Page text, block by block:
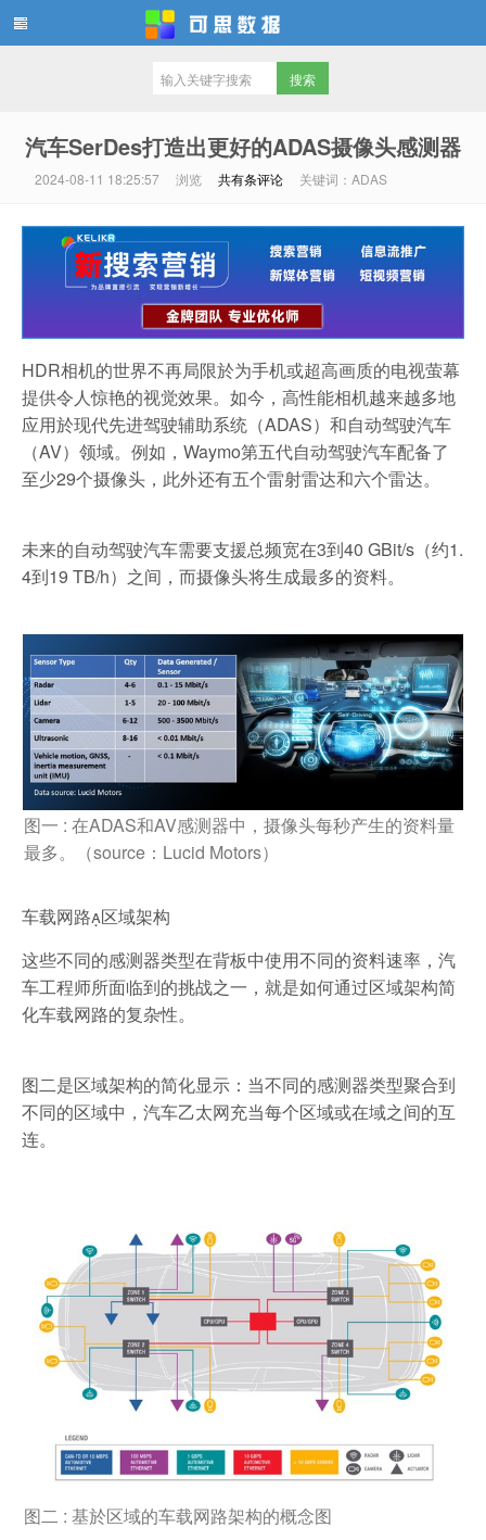
汽车SerDes打造出更好的ADAS摄像头感测器
2024-08-11 18:25:57 浏览 共有条评论 关键词：ADAS
HDR相机的世界不再局限於为手机或超高画质的电视萤幕
提供令人惊艳的视觉效果。如今，高性能相机越来越多地
应用於现代先进驾驶辅助系统（ADAS）和自动驾驶汽车
（AV）领域。例如，Waymo第五代自动驾驶汽车配备了
至少29个摄像头，此外还有五个雷射雷达和六个雷达。
未来的自动驾驶汽车需要支援总频宽在3到40 GBit/s（约1.
4到19 TB/h）之间，而摄像头将生成最多的资料。
图一 : 在ADAS和AV感测器中，摄像头每秒产生的资料量
最多。（source：Lucid Motors）
车载网路区域架构
这些不同的感测器类型在背板中使用不同的资料速率，汽
车工程师所面临到的挑战之一，就是如何通过区域架构简
化车载网路的复杂性。
图二是区域架构的简化显示：当不同的感测器类型聚合到
不同的区域中，汽车乙太网充当每个区域或在域之间的互
连。
图二 : 基於区域的车载网路架构的概念图